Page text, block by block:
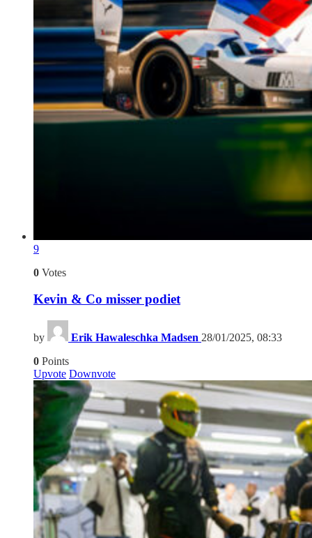
9
0 Votes
Kevin & Co misser podiet
by Erik Hawaleschka Madsen 28/01/2025, 08:33
0 Points
Upvote Downvote